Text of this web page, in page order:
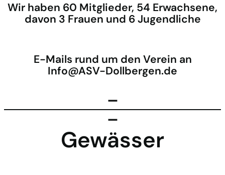
Wir haben 60 Mitglieder, 54 Erwachsene,
davon 3 Frauen und 6 Jugendliche
E-Mails rund um den Verein an
Info@ASV-Dollbergen.de
–
–
Gewässer